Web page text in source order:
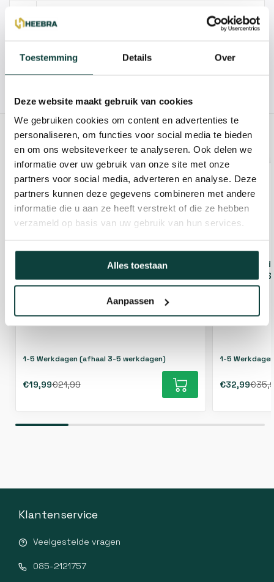
Toestemming Details Over
Deze website maakt gebruik van cookies
We gebruiken cookies om content en advertenties te
personaliseren, om functies voor social media te bieden
en om ons websiteverkeer te analyseren. Ook delen we
informatie over uw gebruik van onze site met onze
partners voor social media, adverteren en analyse. Deze
partners kunnen deze gegevens combineren met andere
informatie die u aan ze heeft verstrekt of die ze hebben
verzameld op basis van uw gebruik van hun services.
Alles toestaan
Aanpassen
10% korting!
GERELATEERDE PRODUCTEN
Plaat met draadstang - 145x70mm
1-5 Werkdagen (afhaal 3-5 werkdagen)
€19,99€21,99
Plaat met
[6mm] - RVS
1-5
€32,99
Klantenservice
Veelgestelde vragen
085-2121757